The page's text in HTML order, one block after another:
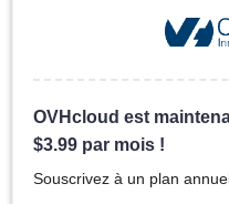
OVHcloud est
$3.99 par mois !
Souscrivez à un plan